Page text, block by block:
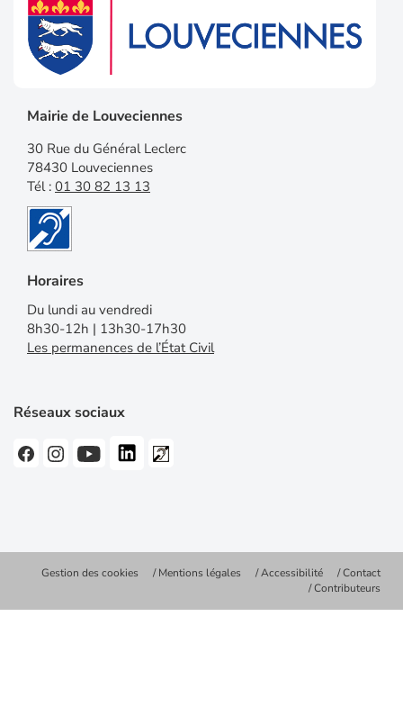
Mairie de Louveciennes
30 Rue du Général Leclerc
78430 Louveciennes
Tél : 01 30 82 13 13
Horaires
Du lundi au vendredi
8h30-12h | 13h30-17h30
Les permanences de l’État Civil
Réseaux sociaux
Gestion des cookies Mentions légales Accessibilité
Contact
Contributeurs